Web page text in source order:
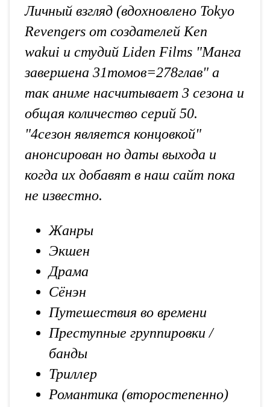
Личный взгляд (вдохновлено Tokyo
Revengers от создателей Ken
wakui и студий Liden Films "Манга
завершена 31томов=278глав" а
так аниме насчитывает 3 сезона и
общая количество серий 50.
"4сезон является концовкой"
анонсирован но даты выхода и
когда их добавят в наш сайт пока
не известно.
Жанры
Экшен
Драма
Сёнэн
Путешествия во времени
Преступные группировки /
банды
Триллер
Романтика (второстепенно)